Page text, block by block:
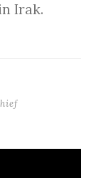
Irak.